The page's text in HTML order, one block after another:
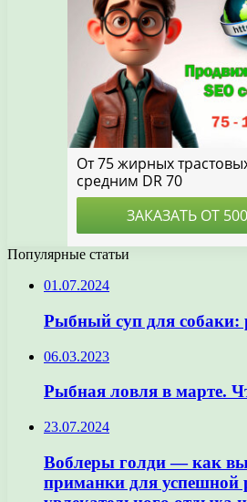
Популярные статьи
01.07.2024
Рыбный суп для собаки:
06.03.2023
Рыбная ловля в марте.
23.07.2024
Воблеры голди — как
приманки для успешной